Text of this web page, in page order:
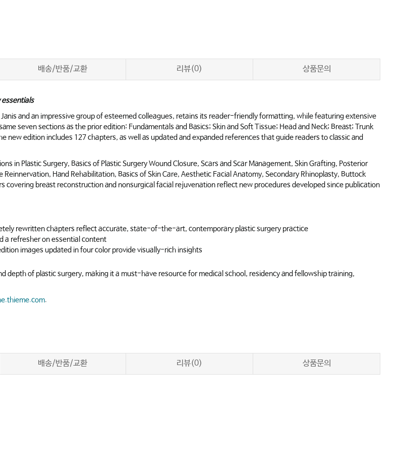
배송/반품/교환 리뷰(0) 상품문의
and an impressive group of esteemed colleagues, retains its reader-friendly formatting, while featuring extensive
seven sections as the prior edition: Fundamentals and Basics; Skin and Soft Tissue; Head and Neck; Breast; Trunk
new edition includes 127 chapters, as well as updated and expanded references that guide readers to classic and
in Plastic Surgery, Basics of Plastic Surgery Wound Closure, Scars and Scar Management, Skin Grafting, Posterior
Hand Rehabilitation, Basics of Skin Care, Aesthetic Facial Anatomy, Secondary Rhinoplasty, Buttock
covering breast reconstruction and nonsurgical facial rejuvenation reflect new procedures developed since publication
rewritten chapters reflect accurate, state-of-the-art, contemporary plastic surgery practice
a refresher on essential content
images updated in four color provide visually-rich insights
of plastic surgery, making it a must-have resource for medical school, residency and fellowship training,
.
배송/반품/교환 리뷰(0) 상품문의